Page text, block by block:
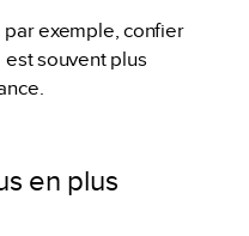
par exemple, confier
souvent plus
en plus